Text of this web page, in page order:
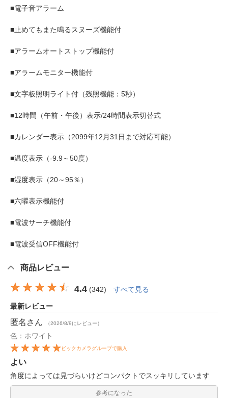
■電子音アラーム
■止めてもまた鳴るスヌーズ機能付
■アラームオートストップ機能付
■アラームモニター機能付
■文字板照明ライト付（残照機能：5秒）
■12時間（午前・午後）表示/24時間表示切替式
■カレンダー表示（2099年12月31日まで対応可能）
■温度表示（-9.9～50度）
■湿度表示（20～95％）
■六曜表示機能付
■電波サーチ機能付
■電波受信OFF機能付
商品レビュー
4.4 (342) すべて見る
最新レビュー
匿名 さん （2026/8/9にレビュー）
色：ホワイト
ビックカメラグループで購入
よい
角度によっては見づらいけどコンパクトでスッキリしています
参考になった